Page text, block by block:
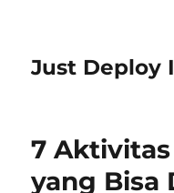
Just Deploy
7
yang Bisa